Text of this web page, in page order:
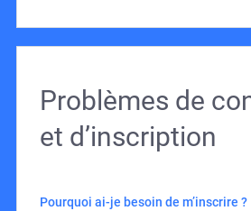
Problèmes de
et d’inscription
Pourquoi ai-je besoin de m’inscrire ?